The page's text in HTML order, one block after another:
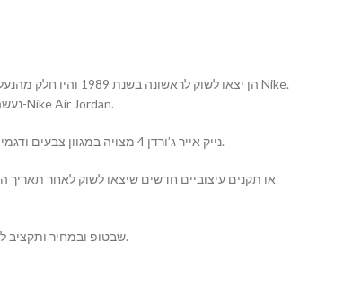
עיצובן של ה-Jordan 4 נעשה על ידי המעצב טינקר הטינקר האטפילד, והן זכו להערכה מרובה על ידי אוהבי נעליים ומעריצי ה-Nike Air Jordan.
נייק אייר ג’ורדן 4 מצויה במגוון צבעים ודגמים שונים, והן ידועות בעיצובן האיכותי והמרשים. הן משלבות בין סטייל אופנתי לבין פונקציונליות בצורה מושלמת, ועשויות מחומרים איכותיים.
אנו מביאים לכם את הTOP שבטופ ובמחיר ותקציב לכל כיס. השירות והשאלות אצלנו מעל לכל.